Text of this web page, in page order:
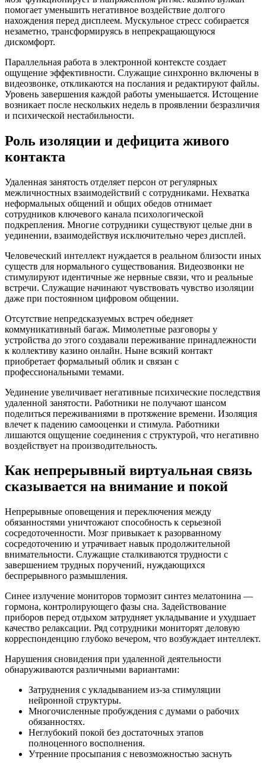
помогает уменьшить негативное воздействие долгого
нахождения перед дисплеем. Мускульное стресс собирается
незаметно, трансформируясь в непрекращающуюся
дискомфорт.
Параллельная работа в электронной контексте создает
ощущение эффективности. Служащие синхронно включены в
видеозвонке, откликаются на послания и редактируют файлы.
Уровень завершения каждой работы уменьшается. Истощение
возникает после нескольких недель в проявлении безразличия
и психической нестабильности.
Роль изоляции и дефицита живого
контакта
Удаленная занятость отделяет персон от регулярных
межличностных взаимодействий с сотрудниками. Нехватка
неформальных общений и общих обедов отнимает
сотрудников ключевого канала психологической
подкрепления. Многие сотрудники существуют целые дни в
уединении, взаимодействуя исключительно через дисплей.
Человеческий интеллект нуждается в реальном близости иных
существ для нормального существования. Видеозвонки не
стимулируют идентичные же нервные связи, что и реальные
встречи. Служащие начинают чувствовать чувство изоляции
даже при постоянном цифровом общении.
Отсутствие непредсказуемых встреч обедняет
коммуникативный багаж. Мимолетные разговоры у
устройства до этого создавали переживание принадлежности
к коллективу казино онлайн. Ныне всякий контакт
приобретает формальный облик и связан с
профессиональными темами.
Уединение увеличивает негативные психические последствия
удаленной занятости. Работники не получают шансом
поделиться переживаниями в протяжение времени. Изоляция
влечет к падению самооценки и стимула. Работники
лишаются ощущение соединения с структурой, что негативно
воздействует на производительность.
Как непрерывный виртуальная связь
сказывается на внимание и покой
Непрерывные оповещения и переключения между
обязанностями уничтожают способность к серьезной
сосредоточенности. Мозг привыкает к разорванному
сосредоточению и утрачивает навык продолжительной
внимательности. Служащие сталкиваются трудности с
завершением трудных поручений, нуждающихся
беспрерывного размышления.
Синее излучение мониторов тормозит синтез мелатонина —
гормона, контролирующего фазы сна. Задействование
приборов перед отдыхом затрудняет укладывание и ухудшает
качество релаксации. Ряд сотрудники мониторят деловую
корреспонденцию глубоко вечером, что возбуждает интеллект.
Нарушения сновидения при удаленной деятельности
обнаруживаются различными вариантами:
Затруднения с укладыванием из-за стимуляции
нейронной структуры.
Многочисленные пробуждения с думами о рабочих
обязанностях.
Неглубокий покой без достаточных этапов
полноценного восполнения.
Утренние просыпания с невозможностью заснуть